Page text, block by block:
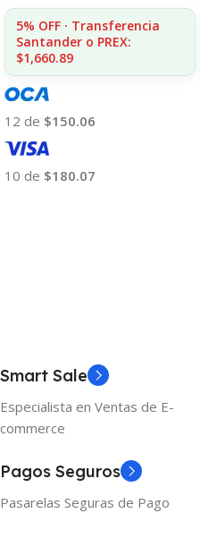
5% OFF · Transferencia
Santander o PREX:
$1,660.89
12 de $150.06
10 de $180.07
Smart Sale
Especialista en Ventas de E-
commerce
Pagos Seguros
Pasarelas Seguras de Pago